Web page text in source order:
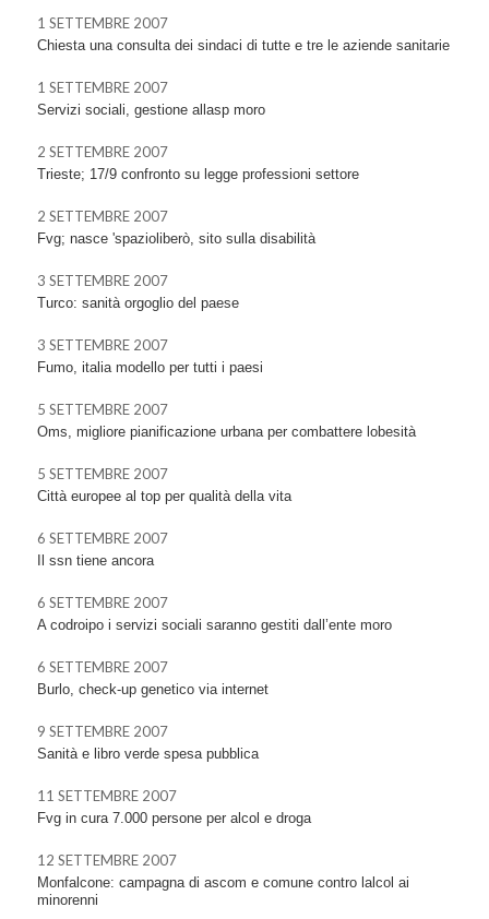
1 SETTEMBRE 2007
Chiesta una consulta dei sindaci di tutte e tre le aziende sanitarie
1 SETTEMBRE 2007
Servizi sociali, gestione allasp moro
2 SETTEMBRE 2007
Trieste; 17/9 confronto su legge professioni settore
2 SETTEMBRE 2007
Fvg; nasce 'spazioliberò, sito sulla disabilità
3 SETTEMBRE 2007
Turco: sanità orgoglio del paese
3 SETTEMBRE 2007
Fumo, italia modello per tutti i paesi
5 SETTEMBRE 2007
Oms, migliore pianificazione urbana per combattere lobesità
5 SETTEMBRE 2007
Città europee al top per qualità della vita
6 SETTEMBRE 2007
Il ssn tiene ancora
6 SETTEMBRE 2007
A codroipo i servizi sociali saranno gestiti dall’ente moro
6 SETTEMBRE 2007
Burlo, check-up genetico via internet
9 SETTEMBRE 2007
Sanità e libro verde spesa pubblica
11 SETTEMBRE 2007
Fvg in cura 7.000 persone per alcol e droga
12 SETTEMBRE 2007
Monfalcone: campagna di ascom e comune contro lalcol ai
minorenni